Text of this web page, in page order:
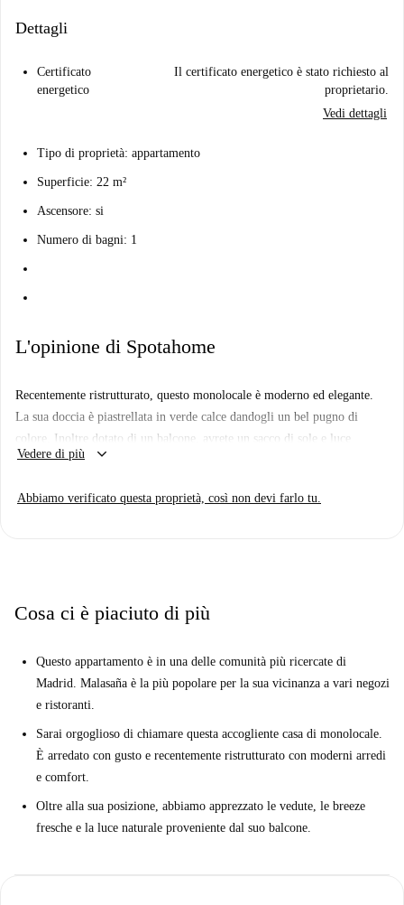
Dettagli
Certificato
energetico
Il certificato energetico è stato richiesto al
proprietario.
Vedi dettagli
Tipo di proprietà: appartamento
Superficie: 22 m²
Ascensore: si
Numero di bagni: 1
L'opinione di Spotahome
Recentemente ristrutturato, questo monolocale è moderno ed elegante.
La sua doccia è piastrellata in verde calce dandogli un bel pugno di
colore. Inoltre dotato di un balcone, avrete un sacco di sole e luce
naturale durante tutto il giorno.
Vedere di più keyboard_arrow_down
Abbiamo verificato questa proprietà, così non devi farlo tu.
Cosa ci è piaciuto di più
Questo appartamento è in una delle comunità più ricercate di
Madrid. Malasaña è la più popolare per la sua vicinanza a vari negozi
e ristoranti.
Sarai orgoglioso di chiamare questa accogliente casa di monolocale.
È arredato con gusto e recentemente ristrutturato con moderni arredi
e comfort.
Oltre alla sua posizione, abbiamo apprezzato le vedute, le breeze
fresche e la luce naturale proveniente dal suo balcone.